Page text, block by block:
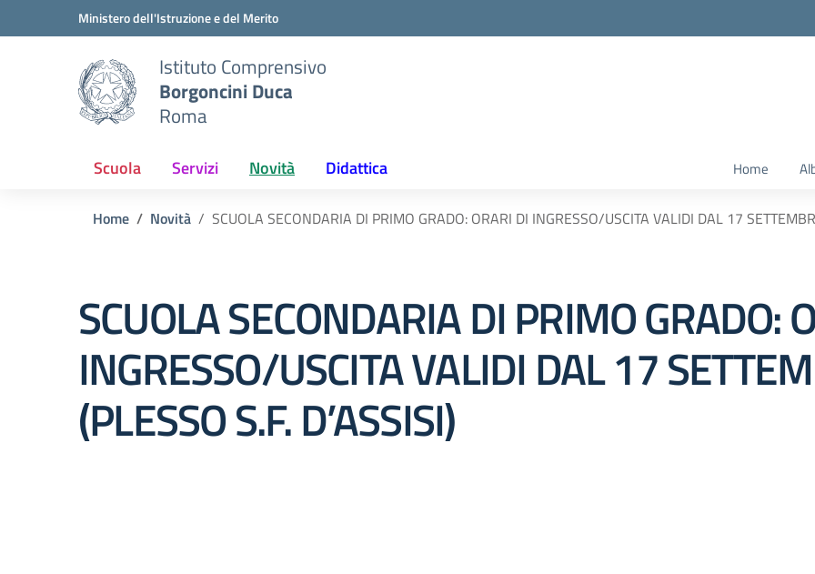
Vai ai contenuti
Vai al menu di navigazioneMinistero dell'Istruzione e del Merito
Istituto Comprensivo
Borgoncini Duca
Roma
Scuola Servizi Novità Didattica Home
Home Novità SCUOLA SECONDARIA DI PRIMO GRADO: ORARI DI INGRESSO/USCITA VALIDI DAL 17
SCUOLA SECONDARIA DI PRIMO GRADO:
INGRESSO/USCITA VALIDI DAL 17
(PLESSO S.F. D’ASSISI)